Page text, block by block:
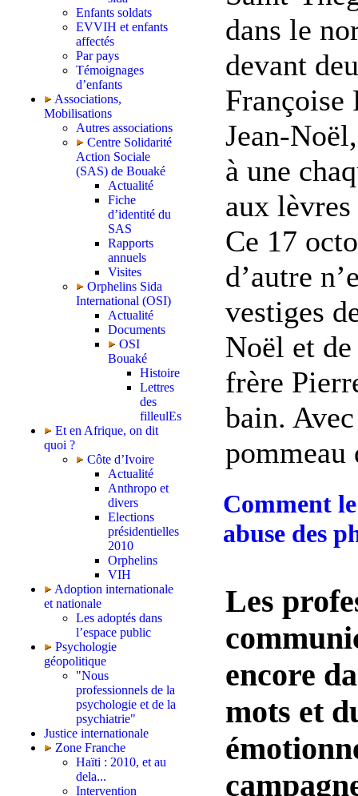
Enfants soldats
EVVIH et enfants
affectés
Par pays
Témoignages
d’enfants
Associations,
Mobilisations
Autres associations
Centre Solidarité
Action Sociale
(SAS) de Bouaké
Actualité
Fiche
d’identité du
SAS
Rapports
annuels
Visites
Orphelins Sida
International (OSI)
Actualité
Documents
OSI
Bouaké
Histoire
Lettres
des
filleulEs
Et en Afrique, on dit
quoi ?
Côte d’Ivoire
Actualité
Anthropo et
divers
Elections
présidentielles
2010
Orphelins
VIH
Adoption internationale
et nationale
Les adoptés dans
l’espace public
Psychologie
géopolitique
"Nous
professionnels de la
psychologie et de la
psychiatrie"
Justice internationale
Zone Franche
Haïti : 2010, et au
dela...
Intervention
dans le
devant
Françoise
Jean-
à une
aux
Ce 17
d’autre
vestiges
Noël et
frère
bain.
pommeau
Comment
abuse des
Les
encore
mots et